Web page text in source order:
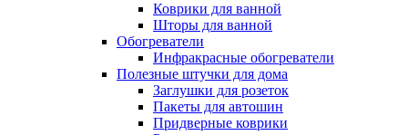
Коврики для ванной
Шторы для ванной
Обогреватели
Инфракрасные обогреватели
Полезные штучки для дома
Заглушки для розеток
Пакеты для автошин
Придверные коврики